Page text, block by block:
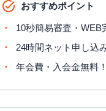
おすすめポイント
10秒簡易審査・WEB
24時間ネット申し込
年会費・入会金無料！